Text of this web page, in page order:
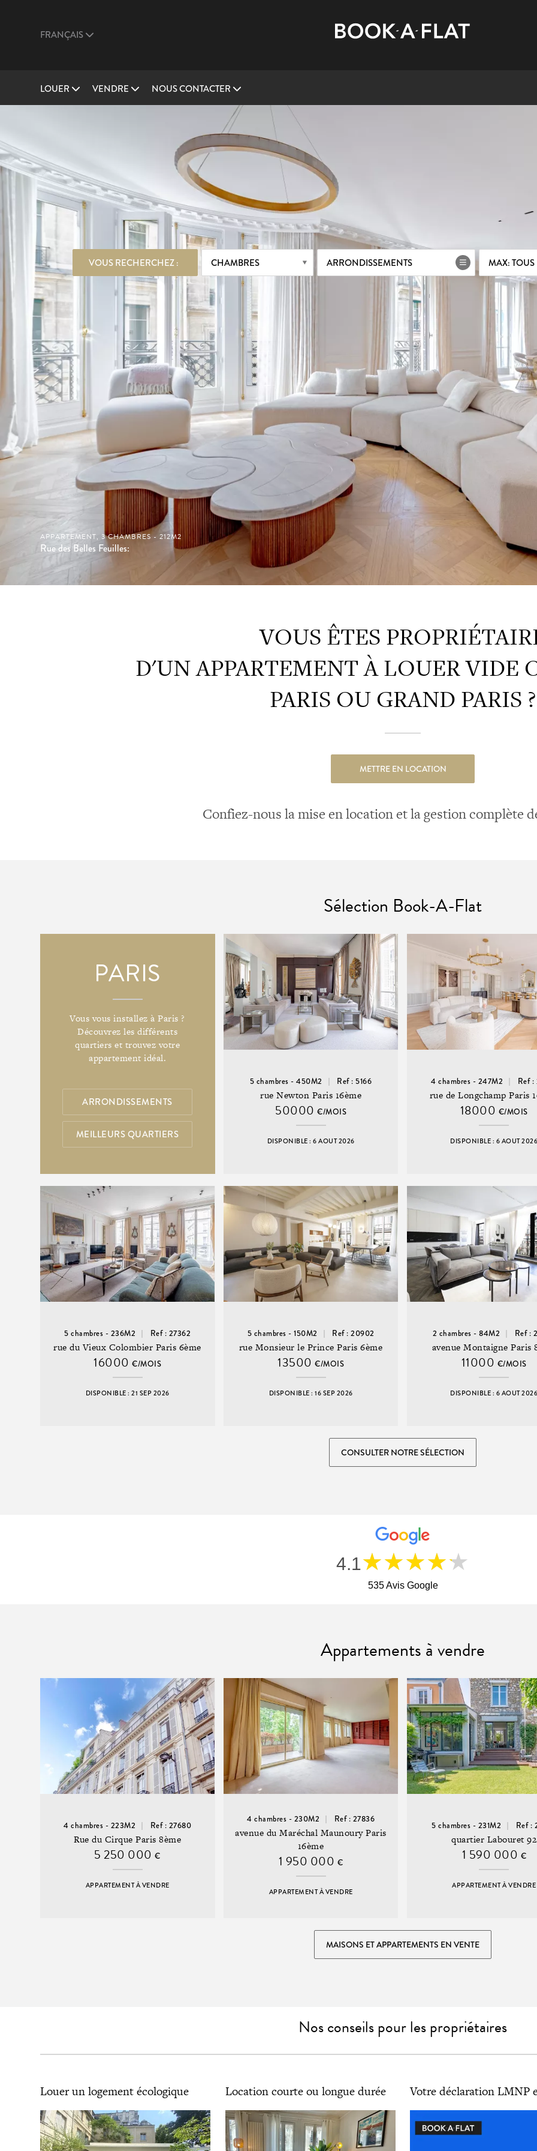
FRANÇAIS
LOUER VENDRE NOUS CONTACTER
APPARTEMENT, 3 CHAMBRES - 212M2
Rue des Belles Feuilles:
VOUS RECHERCHEZ : CHAMBRES ARRONDISSEMENTS MAX: TOUS
VOUS ÊTES
D'UN APPARTEMENT À LOUER VIDE
PARIS OU GRAND PARIS ?
METTRE EN LOCATION
Confiez-nous la mise en location et la gestion complète
Sélection Book-A-Flat
PARIS
Vous vous installez à Paris ?
Découvrez les différents
quartiers et trouvez votre
appartement idéal.
ARRONDISSEMENTS
MEILLEURS QUARTIERS
5 chambres - 450M2 Ref : 5166
rue Newton Paris 16ème
50000€/MOIS
DISPONIBLE : 6 AOUT 2026
4 chambres - 247M2 Ref :
rue de Longchamp Paris
18000 €/MOIS
DISPONIBLE : 6 AOUT 2026
5 chambres - 236M2 Ref : 27362
rue du Vieux Colombier Paris 6ème
16000€/MOIS
DISPONIBLE : 21 SEP 2026
5 chambres - 150M2 Ref : 20902
rue Monsieur le Prince Paris 6ème
13500€/MOIS
DISPONIBLE : 16 SEP 2026
2 chambres - 84M2 Ref :
avenue Montaigne Paris
11000 €/MOIS
DISPONIBLE : 6 AOUT 2026
CONSULTER NOTRE SÉLECTION
4.1★★★★★
535 Avis Google
Appartements à vendre
4 chambres - 223M2 Ref : 27680
Rue du Cirque Paris 8ème
5 250 000€
APPARTEMENT À VENDRE
4 chambres - 230M2 Ref : 27836
avenue du Maréchal Maunoury Paris
16ème
1 950 000 €
APPARTEMENT À VENDRE
5 chambres - 231M2 Ref :
quartier Labouret 92
1 590 000 €
APPARTEMENT À VENDRE
MAISONS ET APPARTEMENTS EN VENTE
Nos conseils pour les propriétaires
Louer un logement écologique Location courte ou longue durée Votre déclaration LMNP